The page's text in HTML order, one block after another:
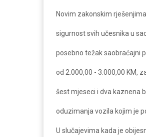
Novim zakonskim
sigurnost svih učesnika u
posebno težak saobraćajni
od 2.000,00 - 3.000,00 KM,
šest mjeseci i dva kaznena
oduzimanja vozila kojim je
U slučajevima kada je